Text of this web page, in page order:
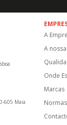
605 Maia
A
A
Onde
Marcas
Normas